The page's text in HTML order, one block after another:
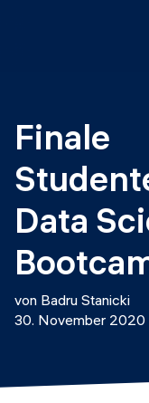
Data Science
Web-
Data Science
DevOps
LLMOps
Weiterbildung /
Consulting
Stell unsere
Wer wir sind
Finale
Data
von Badru Stanicki
30. November 2020